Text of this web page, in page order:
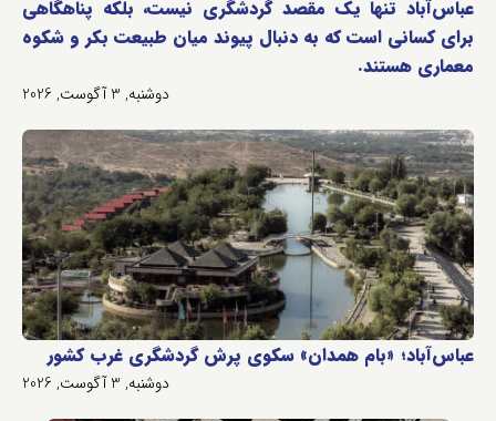
عباس‌آباد تنها یک مقصد گردشگری نیست، بلکه پناهگاهی
برای کسانی است که به دنبال پیوند میان طبیعت بکر و شکوه
معماری هستند.
دوشنبه, 3 آگوست, 2026
عباس‌آباد؛ «بام همدان» سکوی پرش گردشگری غرب کشور
دوشنبه, 3 آگوست, 2026